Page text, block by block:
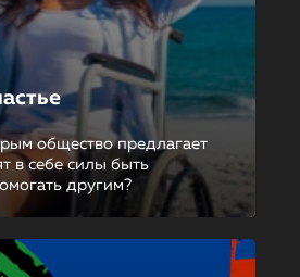
общество предлагает
в себе силы быть
другим?